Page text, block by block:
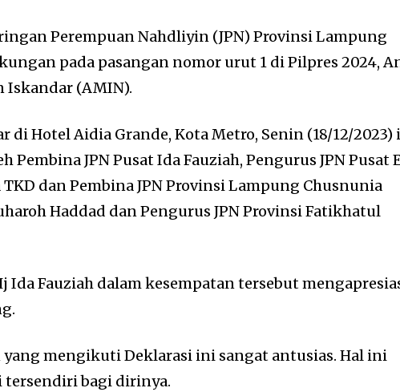
Perempuan Nahdliyin (JPN) Provinsi Lampung
pada pasangan nomor urut 1 di Pilpres 2024,
Iskandar (AMIN).
di Hotel Aidia Grande, Kota Metro, Senin (18/12/2023)
JPN Pusat Ida Fauziah, Pengurus JPN Pusat
dan Pembina JPN Provinsi Lampung Chusnunia
Haddad dan Pengurus JPN Provinsi Fatikhatul
Ida Fauziah dalam kesempatan tersebut
mengikuti Deklarasi ini sangat antusias. Hal ini
bagi dirinya.